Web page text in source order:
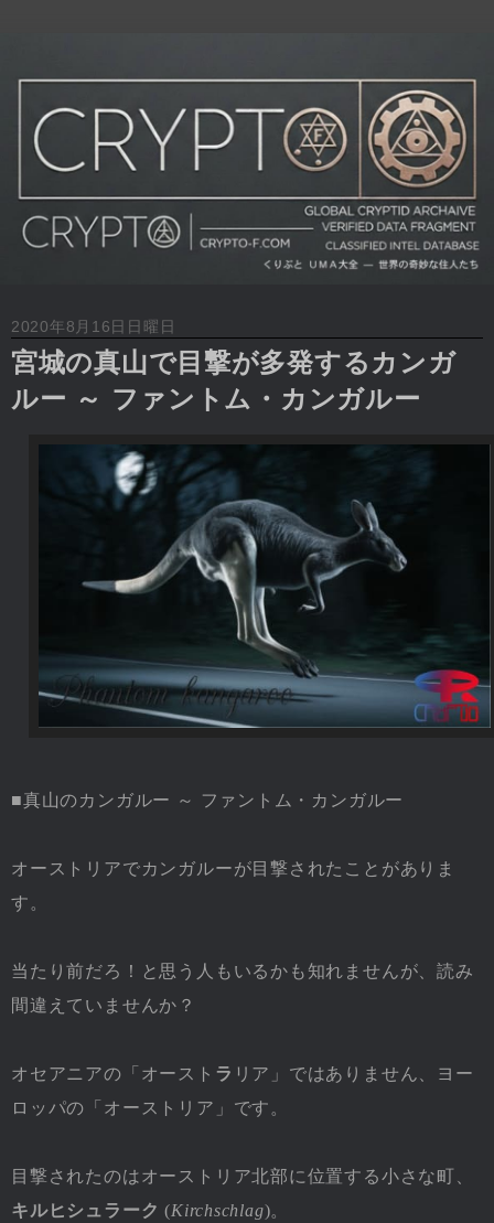
2020年8月16日日曜日
宮城の真山で目撃が多発するカンガ
ルー ～ ファントム・カンガルー
■真山のカンガルー ～ ファントム・カンガルー
オーストリアでカンガルーが目撃されたことがありま
す。
当たり前だろ！と思う人もいるかも知れませんが、読み
間違えていませんか？
オセアニアの「オースト ラ リア」ではありません、ヨー
ロッパの「オーストリア」です。
目撃されたのはオーストリア北部に位置する小さな町、
キルヒシュラーク (Kirchschlag)。